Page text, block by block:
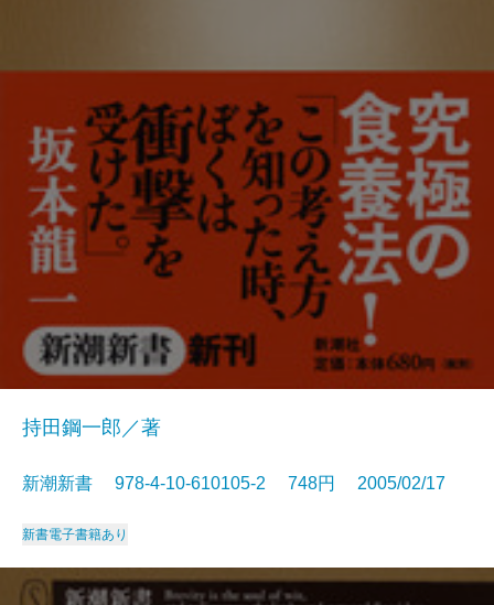
持田鋼一郎／著
新潮新書 978-4-10-610105-2 748円 2005/02/17
新書電子書籍あり